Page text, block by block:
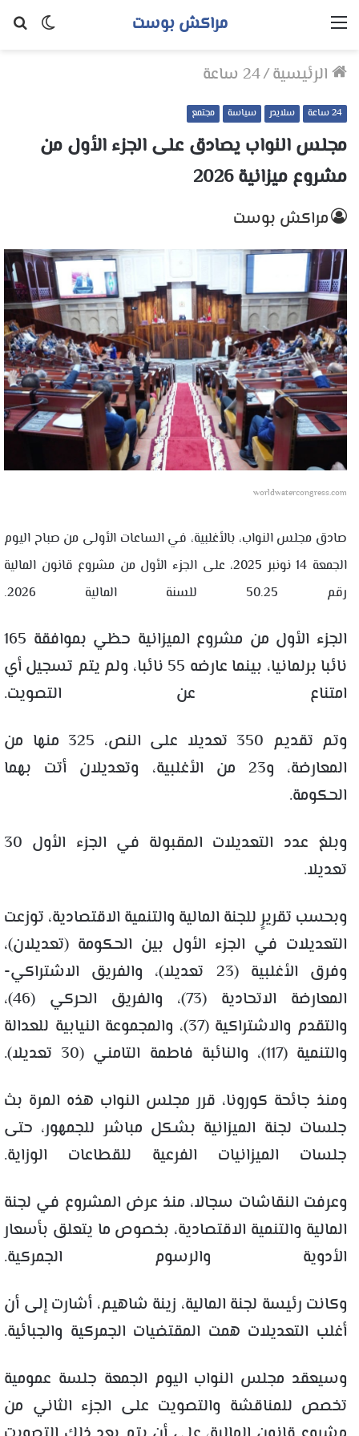
الوضع
مراكش بوست القائمة
الرئيسية/24 ساعة
24 ساعة سلايدر سياسة مجتمع
مجلس النواب يصادق على الجزء الأول من
مشروع ميزانية 2026
مراكش بوست
worldwatercongress.com
صادق مجلس النواب، بالأغلبية، في الساعات الأولى من صباح اليوم
الجمعة 14 نونبر 2025، على الجزء الأول من مشروع قانون المالية
رقم 50.25 للسنة المالية 2026.
الجزء الأول من مشروع الميزانية حظي بموافقة 165
نائبا برلمانيا، بينما عارضه 55 نائبا، ولم يتم تسجيل أي
امتناع عن التصويت.
وتم تقديم 350 تعديلا على النص، 325 منها من
المعارضة، و23 من الأغلبية، وتعديلان أتت بهما
الحكومة.
وبلغ عدد التعديلات المقبولة في الجزء الأول 30
تعديلا.
وبحسب تقريرٍ للجنة المالية والتنمية الاقتصادية، توزعت
التعديلات في الجزء الأول بين الحكومة (تعديلان)،
وفرق الأغلبية (23 تعديلا)، والفريق الاشتراكي-
المعارضة الاتحادية (73)، والفريق الحركي (46)،
والتقدم والاشتراكية (37)، والمجموعة النيابية للعدالة
والتنمية (117)، والنائبة فاطمة التامني (30 تعديلا).
ومنذ جائحة كورونا، قرر مجلس النواب هذه المرة بث
جلسات لجنة الميزانية بشكل مباشر للجمهور، حتى
جلسات الميزانيات الفرعية للقطاعات الوزاية.
وعرفت النقاشات سجالا، منذ عرض المشروع في لجنة
المالية والتنمية الاقتصادية، بخصوص ما يتعلق بأسعار
الأدوية والرسوم الجمركية.
وكانت رئيسة لجنة المالية، زينة شاهيم، أشارت إلى أن
أغلب التعديلات همت المقتضيات الجمركية والجبائية.
وسيعقد مجلس النواب اليوم الجمعة جلسة عمومية
تخصص للمناقشة والتصويت على الجزء الثاني من